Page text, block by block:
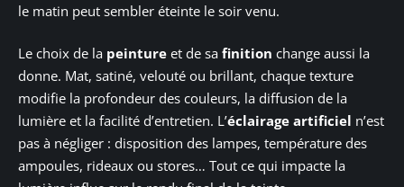
le matin peut sembler éteinte le soir venu.
Le choix de la peinture et de sa finition change aussi la
donne. Mat, satiné, velouté ou brillant, chaque texture
modifie la profondeur des couleurs, la diffusion de la
lumière et la facilité d’entretien. L’éclairage artificiel n’est
pas à négliger : disposition des lampes, température des
ampoules, rideaux ou stores… Tout ce qui impacte la